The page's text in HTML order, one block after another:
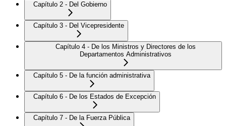
Capítulo 2 - Del Gobierno
Capítulo 3 - Del Vicepresidente
Capítulo 4 - De los Ministros y Directores de los
Departamentos Administrativos
Capítulo 5 - De la función administrativa
Capítulo 6 - De los Estados de Excepción
Capítulo 7 - De la Fuerza Pública